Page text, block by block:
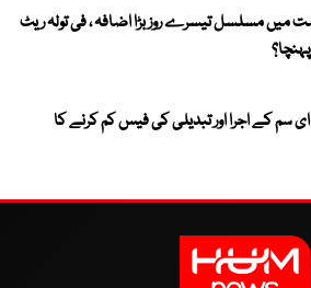
میں مسلسل تیسرے روز بڑا اضافہ ، فی تولہ ریٹ
سم کے اجرا اور تبدیلی کی فیس کم کرنے کا